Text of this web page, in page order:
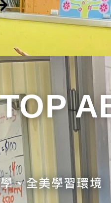
、全美學習環境